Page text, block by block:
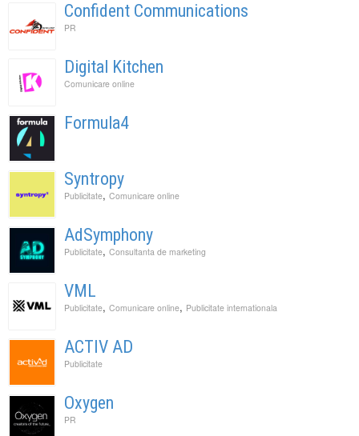
Confident Communications
PR
Digital Kitchen
Comunicare online
Formula4
Syntropy
Publicitate, Comunicare online
AdSymphony
Publicitate, Consultanta de marketing
VML
Publicitate, Comunicare online, Publicitate internationala
ACTIV AD
Publicitate
Oxygen
PR